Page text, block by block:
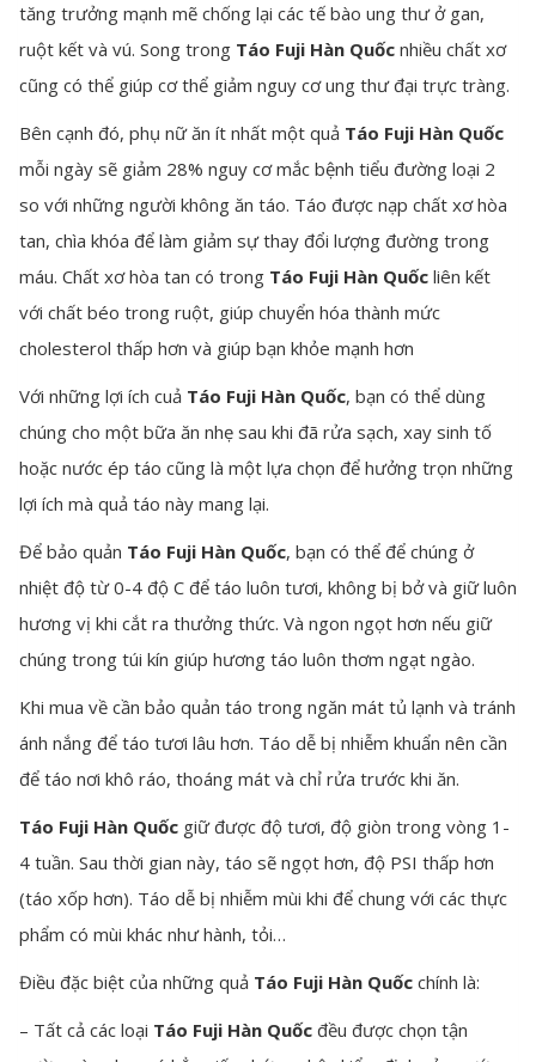
tăng trưởng mạnh mẽ chống lại các tế bào ung thư ở gan,
ruột kết và vú. Song trong Táo Fuji Hàn Quốc nhiều chất xơ
cũng có thể giúp cơ thể giảm nguy cơ ung thư đại trực tràng.
Bên cạnh đó, phụ nữ ăn ít nhất một quả Táo Fuji Hàn Quốc
mỗi ngày sẽ giảm 28% nguy cơ mắc bệnh tiểu đường loại 2
so với những người không ăn táo. Táo được nạp chất xơ hòa
tan, chìa khóa để làm giảm sự thay đổi lượng đường trong
máu. Chất xơ hòa tan có trong Táo Fuji Hàn Quốc liên kết
với chất béo trong ruột, giúp chuyển hóa thành mức
cholesterol thấp hơn và giúp bạn khỏe mạnh hơn
Với những lợi ích cuả Táo Fuji Hàn Quốc, bạn có thể dùng
chúng cho một bữa ăn nhẹ sau khi đã rửa sạch, xay sinh tố
hoặc nước ép táo cũng là một lựa chọn để hưởng trọn những
lợi ích mà quả táo này mang lại.
Để bảo quản Táo Fuji Hàn Quốc, bạn có thể để chúng ở
nhiệt độ từ 0-4 độ C để táo luôn tươi, không bị bở và giữ luôn
hương vị khi cắt ra thưởng thức. Và ngon ngọt hơn nếu giữ
chúng trong túi kín giúp hương táo luôn thơm ngạt ngào.
Khi mua về cần bảo quản táo trong ngăn mát tủ lạnh và tránh
ánh nắng để táo tươi lâu hơn. Táo dễ bị nhiễm khuẩn nên cần
để táo nơi khô ráo, thoáng mát và chỉ rửa trước khi ăn.
Táo Fuji Hàn Quốc giữ được độ tươi, độ giòn trong vòng 1-
4 tuần. Sau thời gian này, táo sẽ ngọt hơn, độ PSI thấp hơn
(táo xốp hơn). Táo dễ bị nhiễm mùi khi để chung với các thực
phẩm có mùi khác như hành, tỏi…
Điều đặc biệt của những quả Táo Fuji Hàn Quốc chính là:
– Tất cả các loại Táo Fuji Hàn Quốc đều được chọn tận